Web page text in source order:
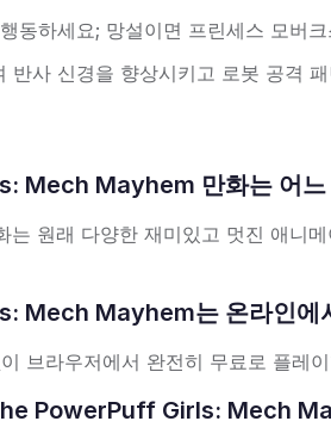
동하세요; 망설이면 프린세스 모버
반사 신경을 향상시키고 로봇 공격
Mech Mayhem 만화는 어느
원래 다양한 재미있고 멋진 애니
Mech Mayhem는 온라인에
브라우저에서 완전히 무료로 플레
PowerPuff Girls: Mech